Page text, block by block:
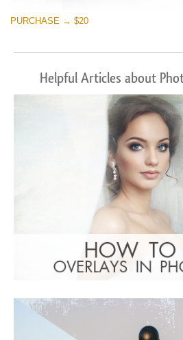
PURCHASE → $20
Helpful Articles about